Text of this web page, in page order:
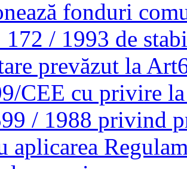
fonduri
172 / 1993 de
prevăzut la
CEE cu privire
/ 1988 privind
aplicarea